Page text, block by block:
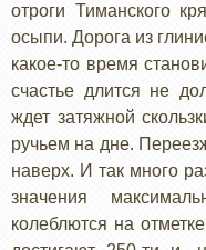
отроги Тиманского
осыпи. Дорога из
какое-то время
счастье длится не
ждет затяжной
ручьем на дне.
наверх. И так много
значения
колеблются на